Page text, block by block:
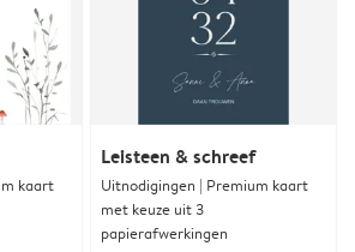
kaart
Leisteen & schreef
Uitnodigingen | Premium kaart
met keuze uit 3
papierafwerkingen